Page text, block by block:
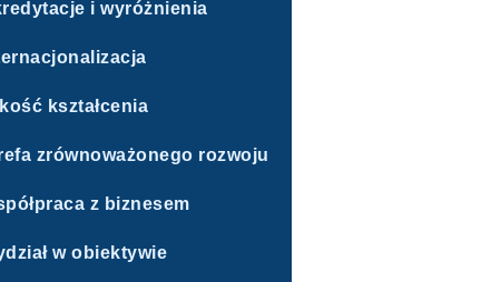
i wyróżnienia
kształcenia
zrównoważonego rozwoju
z biznesem
w obiektywie